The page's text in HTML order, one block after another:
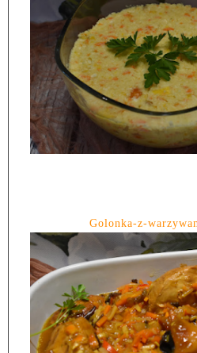
Golonka-z-